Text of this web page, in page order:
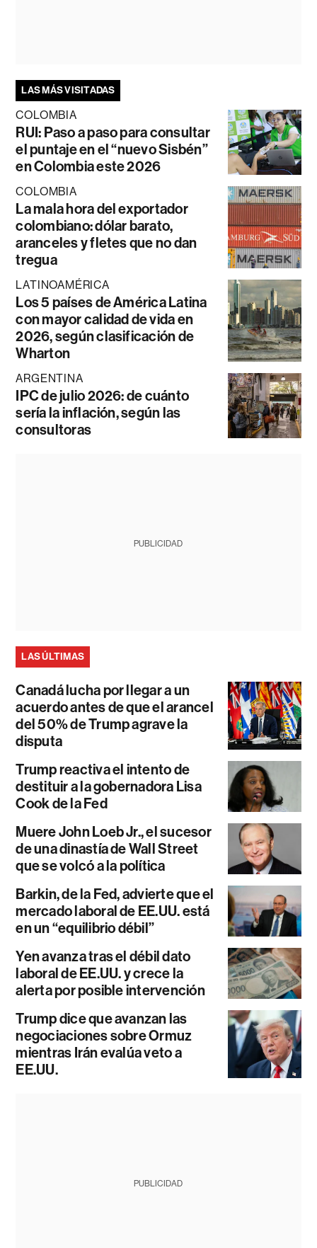
LAS MÁS VISITADAS
COLOMBIA
RUI: Paso a paso para consultar
el puntaje en el “nuevo Sisbén”
en Colombia este 2026
COLOMBIA
La mala hora del exportador
colombiano: dólar barato,
aranceles y fletes que no dan
tregua
LATINOAMÉRICA
Los 5 países de América Latina
con mayor calidad de vida en
2026, según clasificación de
Wharton
ARGENTINA
IPC de julio 2026: de cuánto
sería la inflación, según las
consultoras
PUBLICIDAD
LAS ÚLTIMAS
Canadá lucha por llegar a un
acuerdo antes de que el arancel
del 50% de Trump agrave la
disputa
Trump reactiva el intento de
destituir a la gobernadora Lisa
Cook de la Fed
Muere John Loeb Jr., el sucesor
de una dinastía de Wall Street
que se volcó a la política
Barkin, de la Fed, advierte que el
mercado laboral de EE.UU. está
en un “equilibrio débil”
Yen avanza tras el débil dato
laboral de EE.UU. y crece la
alerta por posible intervención
Trump dice que avanzan las
negociaciones sobre Ormuz
mientras Irán evalúa veto a
EE.UU.
PUBLICIDAD